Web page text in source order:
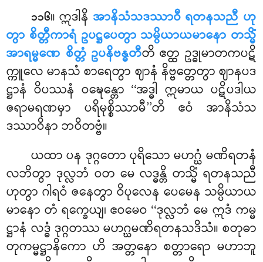
၁၁၆။ ဣဒါနိ အာနိသံသဒဿာဝီ ရတနသညီ ဟု
တွာ စိတ္တီကာရံ ဥပဋ္ဌပေတွာ သမ္ပိယာယမာနော တသ္မိံ
အာရမ္မဏေ စိတ္တံ ဥပနိဗန္ဓတီတိ ဧတ္ထ ဥဒ္ဓုမာတကပဋိ
က္ကူလေ မာနသံ စာရေတွာ ဈာနံ နိဗ္ဗတ္တေတွာ ဈာနပဒ
ဋ္ဌာနံ ဝိပဿနံ ဝဍ္ဎေန္တော ‘‘အဒ္ဓါ ဣမာယ ပဋိပဒါယ
ဇရာမရဏမှာ ပရိမုစ္စိဿာမီ’’တိ ဧဝံ အာနိသံသ
ဒဿာဝိနာ ဘဝိတဗ္ဗံ။
ယထာ ပန ဒုဂ္ဂတော ပုရိသော မဟဂ္ဃံ မဏိရတနံ
လဘိတွာ ဒုလ္လဘံ ဝတ မေ လဒ္ဓန္တိ တသ္မိံ ရတနသညီ
ဟုတွာ ဂါရဝံ ဇနေတွာ ဝိပုလေန ပေမေန သမ္ပိယာယ
မာနော တံ ရက္ခေယျ၊ ဧဝမေဝ ‘‘ဒုလ္လဘံ မေ ဣဒံ ကမ္မ
ဋ္ဌာနံ လဒ္ဓံ ဒုဂ္ဂတဿ မဟဂ္ဃမဏိရတနသဒိသံ။ စတုဓာ
တုကမ္မဋ္ဌာနိကော ဟိ အတ္တနော စတ္တာရော မဟာဘူ